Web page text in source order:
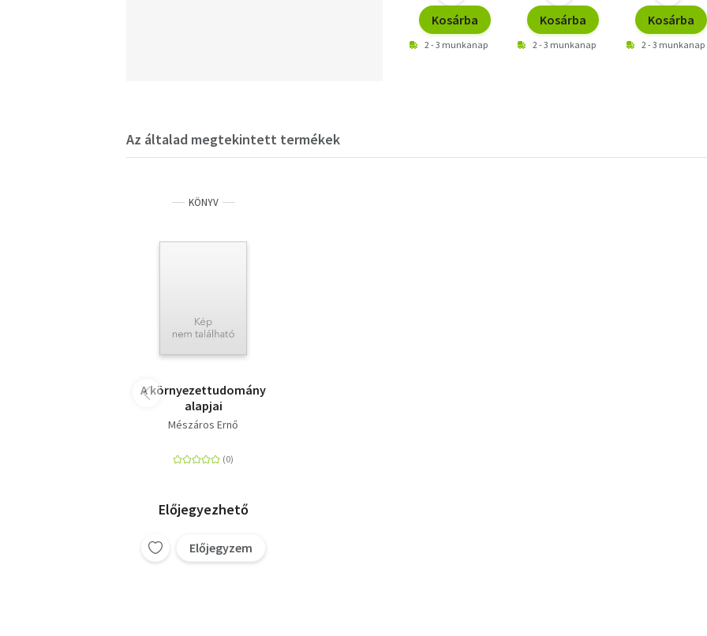
Kosárba
2 - 3 munkanap
Kosárba
2 - 3 munkanap
Kosárba
2 - 3 munkanap
Az általad megtekintett termékek
KÖNYV
A környezettudomány
alapjai
Mészáros Ernő
Előjegyezhető
Előjegyzem